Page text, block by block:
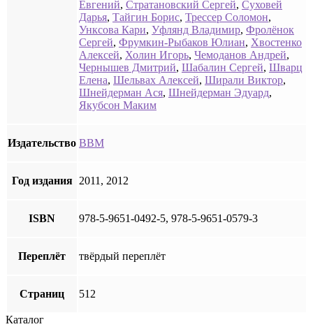
Евгений, Стратановский Сергей, Суховей
Дарья, Тайгин Борис, Трессер Соломон,
Унксова Кари, Уфлянд Владимир, Фролёнок
Сергей, Фрумкин-Рыбаков Юлиан, Хвостенко
Алексей, Холин Игорь, Чемоданов Андрей,
Чернышев Дмитрий, Шабалин Сергей, Шварц
Елена, Шельвах Алексей, Ширали Виктор,
Шнейдерман Ася, Шнейдерман Эдуард,
Якубсон Маким
Издательство ВВМ
Год издания 2011, 2012
ISBN 978-5-9651-0492-5, 978-5-9651-0579-3
Переплёт твёрдый переплёт
Страниц 512
Каталог